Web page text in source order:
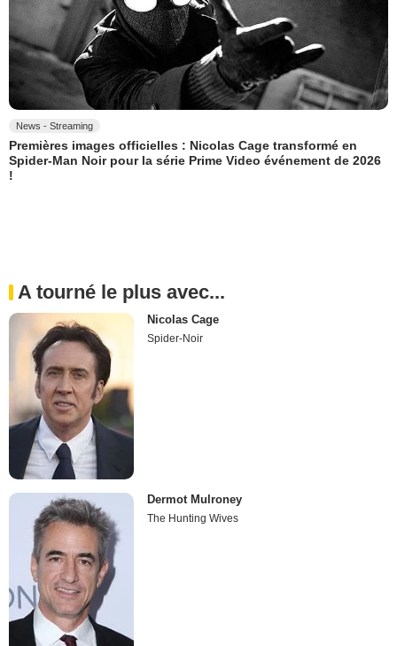
News - Streaming
Premières images officielles : Nicolas Cage transformé en
Spider-Man Noir pour la série Prime Video événement de 2026
!
A tourné le plus avec...
Nicolas Cage
Spider-Noir
Dermot Mulroney
The Hunting Wives